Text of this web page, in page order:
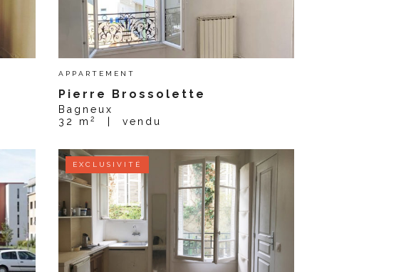
APPARTEMENT
Pierre Brossolette
Bagneux
32 m 2 vendu
EXCLUSIVITÉ